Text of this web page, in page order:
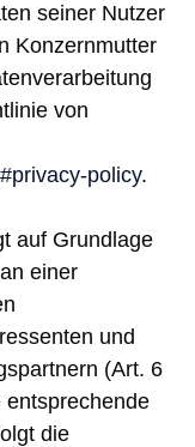
seiner Nutzer
Konzernmutter
von
policy.
auf Grundlage
einer
und
(Art. 6
entsprechende
die